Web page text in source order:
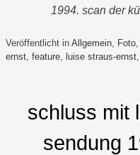
1994. scan der
Veröffentlicht in Allgemein Foto
ernst feature luise straus-ernst
schluss mit
sendung